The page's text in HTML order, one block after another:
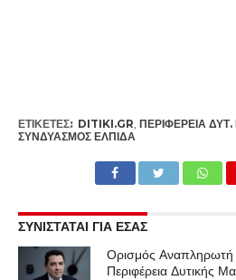
ΕΤΙΚΕΤΕΣ: DITIKI.GR ΠΕΡΙΦΈΡΕΙΑ
ΣΥΝΔΥΑΣΜΌΣ ΕΛΠΙΔΑ
ΣΥΝΙΣΤΑΤΑΙ ΓΙΑ ΕΣΑΣ
Ορισμός Αναπληρωτή
Περιφέρεια Δυτικής